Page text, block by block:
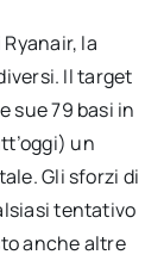
la
Il target
sue 79 basi in
un
Gli sforzi di
tentativo
anche altre